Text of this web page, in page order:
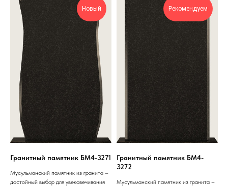
Новый
Гранитный памятник БМ4-3271
Мусульманский памятник из гранита –
достойный выбор для увековечивания
Рекомендуем
Гранитный памятник БМ4-
3272
Мусульманский памятник из гранита –